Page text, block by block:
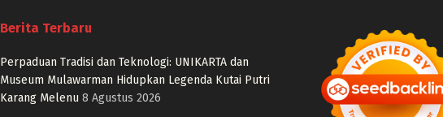
Berita Terbaru
Perpaduan Tradisi dan Teknologi: UNIKARTA dan
Museum Mulawarman Hidupkan Legenda Kutai Putri
Karang Melenu 8 Agustus 2026